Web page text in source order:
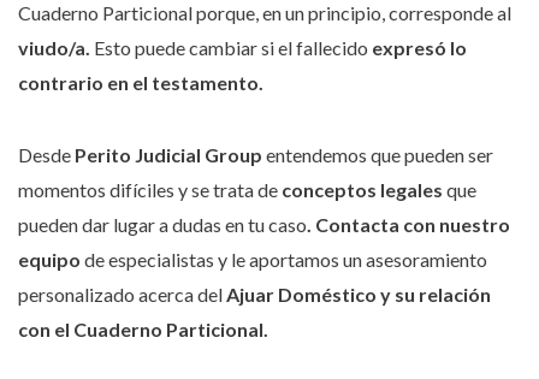
Cuaderno Particional porque, en un principio, corresponde al
viudo/a. Esto puede cambiar si el fallecido expresó lo
contrario en el testamento.
Desde Perito Judicial Group entendemos que pueden ser
momentos difíciles y se trata de conceptos legales que
pueden dar lugar a dudas en tu caso. Contacta con nuestro
equipo de especialistas y le aportamos un asesoramiento
personalizado acerca delAjuar Doméstico y su relación
con el Cuaderno Particional.